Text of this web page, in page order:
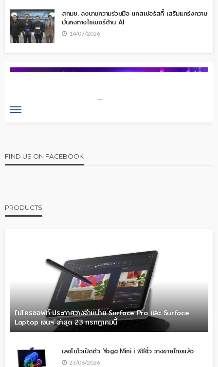
สกมช. ลงนามความร่วมมือ แคสเปอร์สกี้ เสริมแกร่งความ
มั่นคงทางไซเบอร์ด้าน AI
14/07/2026
FIND US ON FACEBOOK
PRODUCTS
ไมโครซอฟท์ ประกาศวางจำหน่าย Surface Pro และ Surface
Laptop เจนฯ ล่าสุด 23 กรกฎาคมนี้
เลอโนโวเปิดตัว Yoga Mini i พีซีจิ๋ว วางขายไทยแล้ว
23/06/2026